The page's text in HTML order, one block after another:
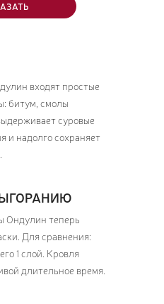
входят простые
битум, смолы
суровые
и надолго сохраняет
Ондулин теперь
Для сравнения:
1 слой. Кровля
длительное время.